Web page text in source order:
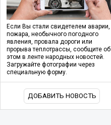
Если Вы стали свидетелем аварии,
пожара, необычного погодного
явления, провала дороги или
прорыва теплотрассы, сообщите об
этом в ленте народных новостей.
Загружайте фотографии через
специальную форму.
ДОБАВИТЬ НОВОСТЬ